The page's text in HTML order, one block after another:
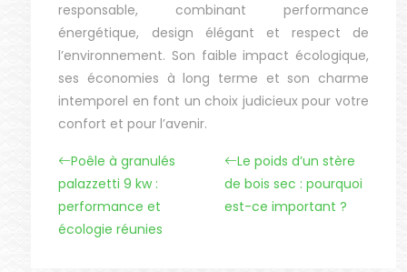
responsable, combinant performance
énergétique, design élégant et respect de
l’environnement. Son faible impact écologique,
ses économies à long terme et son charme
intemporel en font un choix judicieux pour votre
confort et pour l’avenir.
Poêle à granulés
palazzetti 9 kw :
performance et
écologie réunies
Le poids d’un stère
de bois sec : pourquoi
est-ce important ?